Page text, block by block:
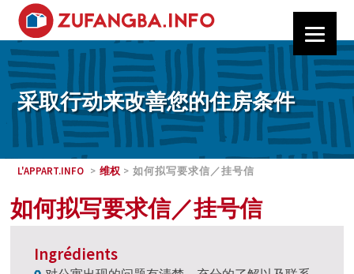
采取行动来改善您的住房条件
L'APPART.INFO >维权 > 如何拟写要求信／挂号信
如何拟写要求信／挂号信
Ingrédients